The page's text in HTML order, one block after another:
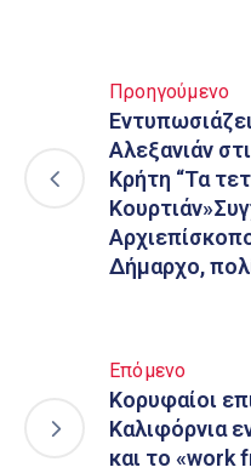
Προηγούμενο
Αλεξανιάν
Κρήτη “Τα
Δήμαρχο,
Επόμενο
Κορυφαίοι
Καλιφόρνια
και το «work